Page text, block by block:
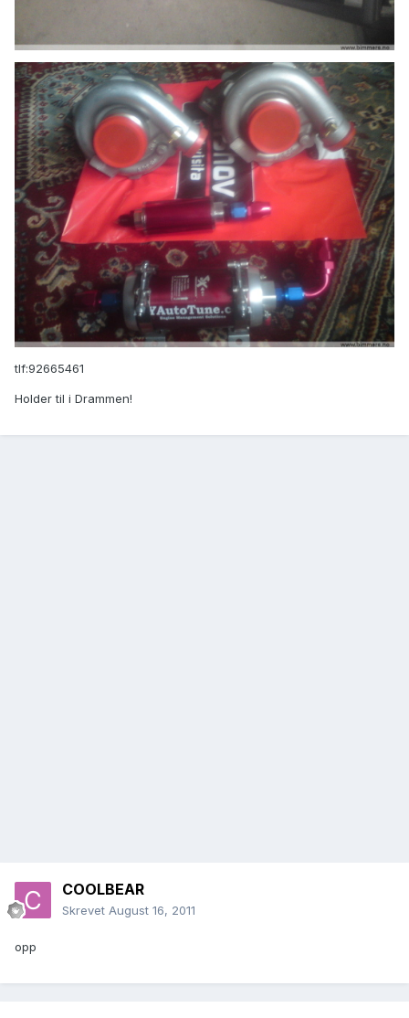
tlf:92665461
Holder til i Drammen!
COOLBEAR
Skrevet August 16, 2011
opp